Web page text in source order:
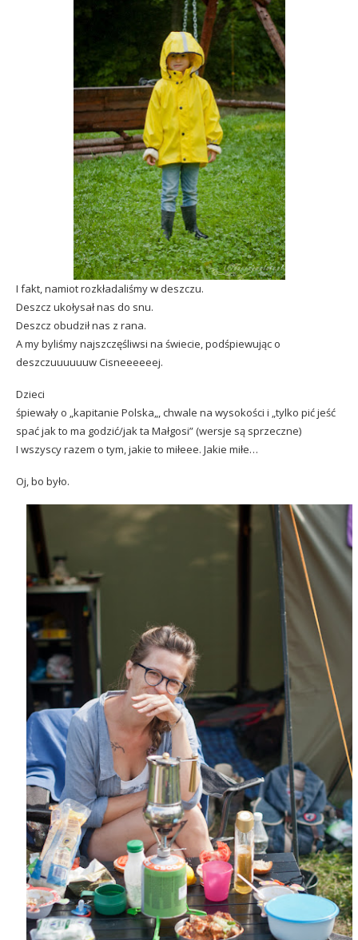
I fakt, namiot rozkładaliśmy w deszczu.
Deszcz ukołysał nas do snu.
Deszcz obudził nas z rana.
A my byliśmy najszczęśliwsi na świecie, podśpiewując o
deszczuuuuuuw Cisneeeeeej.
Dzieci
śpiewały o „kapitanie Polska„, chwale na wysokości i „tylko pić jeść
spać jak to ma godzić/jak ta Małgosi” (wersje są sprzeczne)
I wszyscy razem o tym,jakie to miłeee. Jakie miłe…
Oj, bo było.